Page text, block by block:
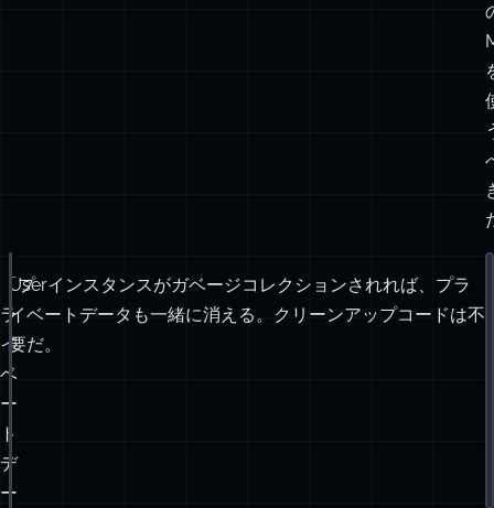
「プ
ラ
イ
Userインスタンスがガベージコレクションされれば、プラ
イベートデータも一緒に消える。クリーンアップコードは不
要だ。